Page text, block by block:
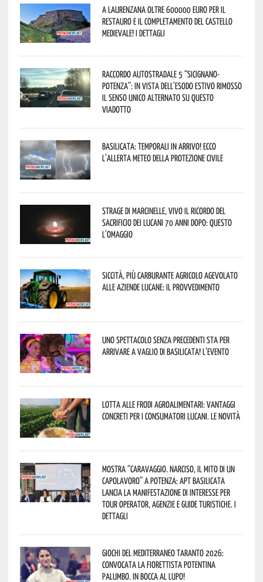
A Laurenzana oltre 600000 euro per il
restauro e il completamento del Castello
Medievale! I dettagli
Raccordo Autostradale 5 “Sicignano-
Potenza”: in vista dell’esodo estivo rimosso
il senso unico alternato su questo
viadotto
Basilicata: temporali in arrivo! Ecco
l’allerta meteo della Protezione civile
Strage di Marcinelle, vivo il ricordo del
sacrificio dei lucani 70 anni dopo: questo
l’omaggio
Siccità, più carburante agricolo agevolato
alle aziende lucane: il provvedimento
Uno spettacolo senza precedenti sta per
arrivare a Vaglio di Basilicata! L’evento
Lotta alle frodi agroalimentari: vantaggi
concreti per i consumatori lucani. Le novità
Mostra “Caravaggio. Narciso, il mito di un
capolavoro” a Potenza: APT Basilicata
lancia la manifestazione di interesse per
Tour Operator, Agenzie e Guide Turistiche. I
dettagli
Giochi del Mediterraneo Taranto 2026:
convocata la fiorettista potentina
Palumbo. In bocca al lupo!